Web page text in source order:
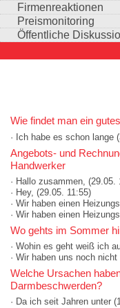
Firmenreaktionen
Preismonitoring
Öffentliche
Wie findet man ein
· Ich habe es schon lange
Angebots- und
Handwerker
· Hallo zusammen, (29.05.
· Hey, (29.05. 11:55)
· Wir haben einen
· Wir haben einen
Wo gehts im Sommer
· Wohin es geht weiß ich
· Wir haben uns noch nicht
Welche Ursachen
Darmbeschwerden?
· Da ich seit Jahren unter
Auswahlmöglichkeiten